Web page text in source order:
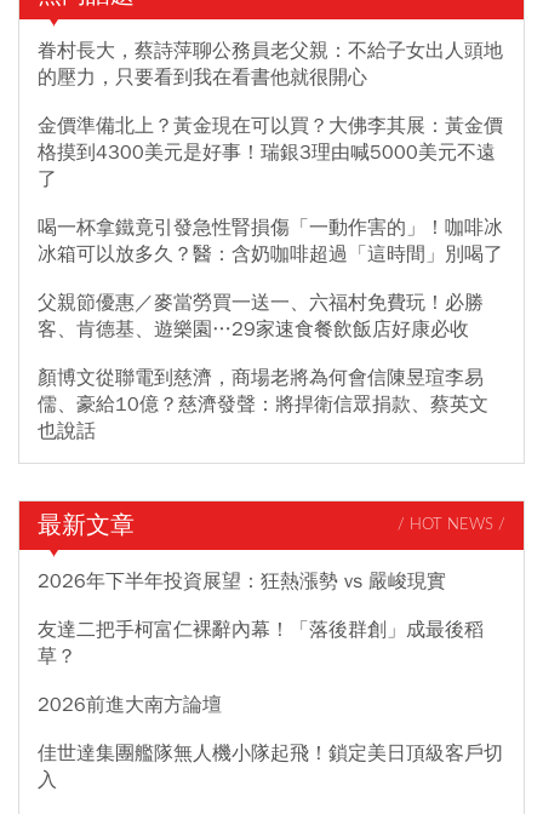
眷村長大，蔡詩萍聊公務員老父親：不給子女出人頭地
的壓力，只要看到我在看書他就很開心
金價準備北上？黃金現在可以買？大佛李其展：黃金價
格摸到4300美元是好事！瑞銀3理由喊5000美元不遠
了
喝一杯拿鐵竟引發急性腎損傷「一動作害的」！咖啡冰
冰箱可以放多久？醫：含奶咖啡超過「這時間」別喝了
父親節優惠／麥當勞買一送一、六福村免費玩！必勝
客、肯德基、遊樂園…29家速食餐飲飯店好康必收
顏博文從聯電到慈濟，商場老將為何會信陳昱瑄李易
儒、豪給10億？慈濟發聲：將捍衛信眾捐款、蔡英文
也說話
最新文章 / HOT NEWS /
2026年下半年投資展望：狂熱漲勢 vs 嚴峻現實
友達二把手柯富仁裸辭內幕！「落後群創」成最後稻
草？
2026前進大南方論壇
佳世達集團艦隊無人機小隊起飛！鎖定美日頂級客戶切
入